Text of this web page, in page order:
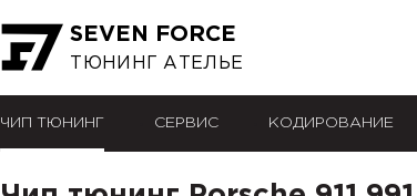
SEVEN FORCE
ТЮНИНГ АТЕЛЬЕ
ЧИП ТЮНИНГ СЕРВИС КОДИРОВАНИЕ